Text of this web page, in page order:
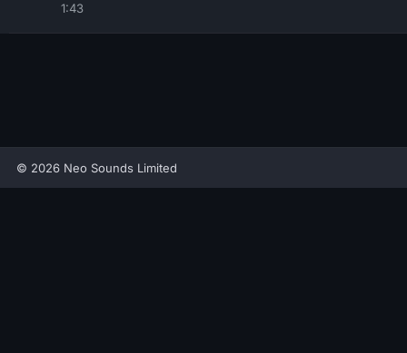
1:43
© 2026 Neo Sounds Limited